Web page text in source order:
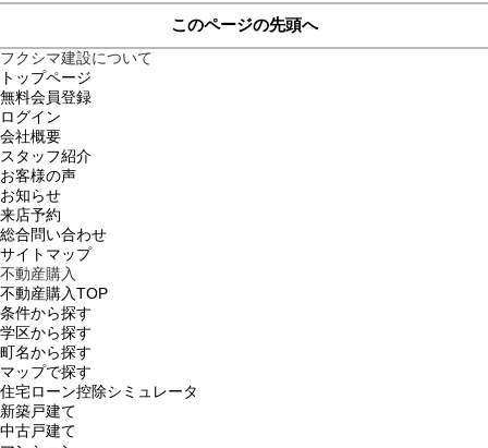
このページの先頭へ
フクシマ建設について
トップページ
無料会員登録
ログイン
会社概要
スタッフ紹介
お客様の声
お知らせ
来店予約
総合問い合わせ
サイトマップ
不動産購入
不動産購入TOP
条件から探す
学区から探す
町名から探す
マップで探す
住宅ローン控除シミュレータ
新築戸建て
中古戸建て